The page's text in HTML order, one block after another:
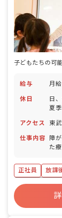
給与 月
休日
日
夏
は
間
アクセス 東
仕事内容
障
た
（
担
ョ
た
ト
の
正社員
放課
ボーナス・賞